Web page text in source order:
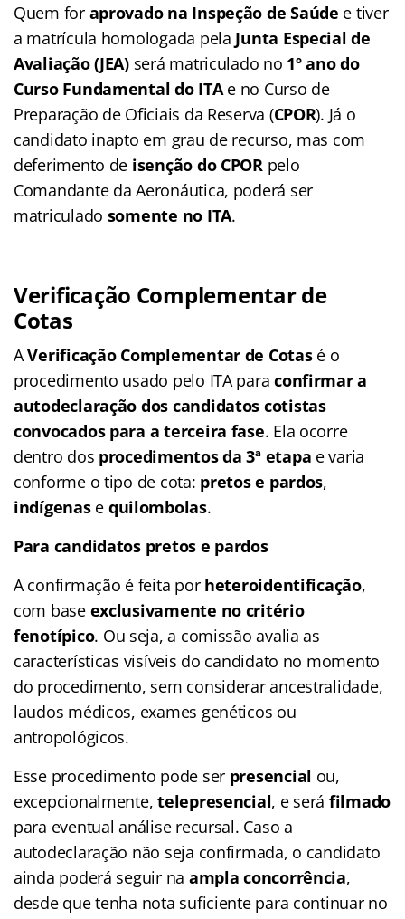
Quem for aprovado na Inspeção de Saúde e tiver
a matrícula homologada pela Junta Especial de
Avaliação (JEA)será matriculado no 1º ano do
Curso Fundamental do ITAe no Curso de
Preparação de Oficiais da Reserva (CPOR). Já o
candidato inapto em grau de recurso, mas com
deferimento de isenção do CPORpelo
Comandante da Aeronáutica, poderá ser
matriculado somente no ITA.
Verificação Complementar de
Cotas
AVerificação Complementar de Cotasé o
procedimento usado pelo ITA paraconfirmar a
autodeclaração dos candidatos cotistas
convocados para a terceira fase. Ela ocorre
dentro dos procedimentos da 3ª etapa e varia
conforme o tipo de cota: pretos e pardos,
indígenase quilombolas.
Para candidatos pretos e pardos
A confirmação é feita por heteroidentificação,
com base exclusivamente no critério
fenotípico. Ou seja, a comissão avalia as
características visíveis do candidato no momento
do procedimento, sem considerar ancestralidade,
laudos médicos, exames genéticos ou
antropológicos.
Esse procedimento pode ser presencial ou,
excepcionalmente,telepresencial, e será filmado
para eventual análise recursal. Caso a
autodeclaração não seja confirmada, o candidato
ainda poderá seguir na ampla concorrência,
desde que tenha nota suficiente para continuar no